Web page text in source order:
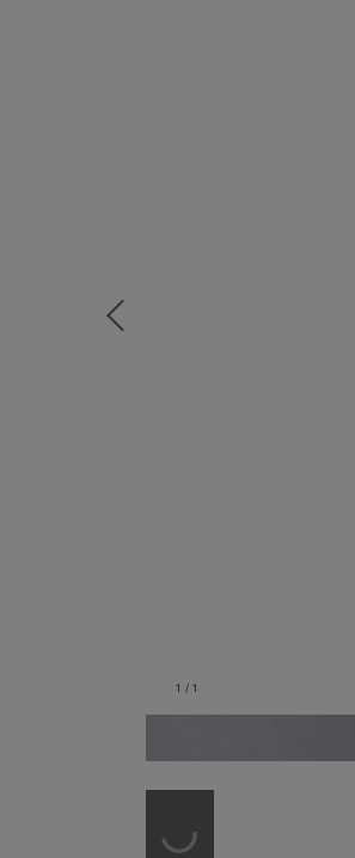
1 /1